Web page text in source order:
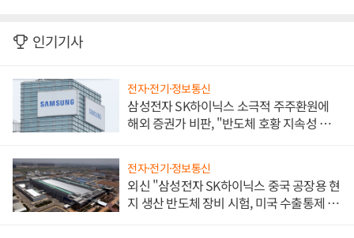
인기기사
전자·전기·정보통신
삼성전자 SK하이닉스 소극적 주주환원에
해외 증권가 비판, "반도체 호황 지속성 의
전자·전기·정보통신
외신 "삼성전자 SK하이닉스 중국 공장용 현
지 생산 반도체 장비 시험, 미국 수출통제 대